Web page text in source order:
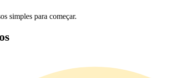
simples para começar.